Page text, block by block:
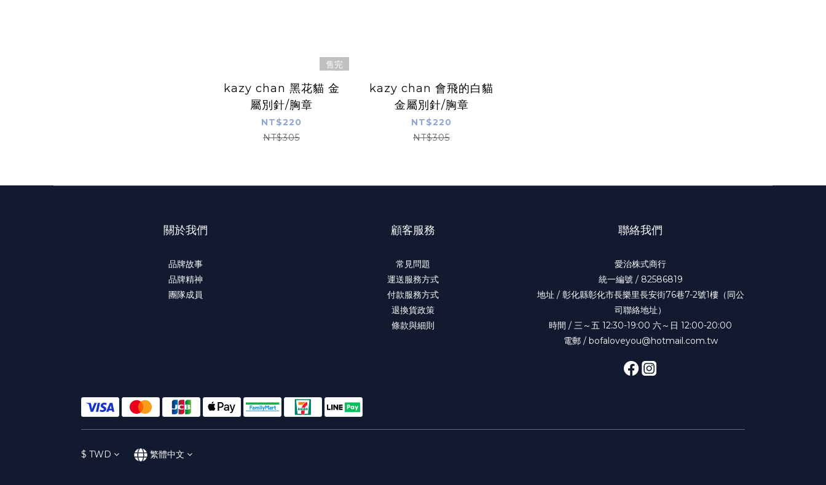
售完
kazy chan 黑花貓 金
屬別針/胸章
NT$220
NT$305
kazy chan 會飛的白貓
金屬別針/胸章
NT$220
NT$305
關於我們
品牌故事
品牌精神
團隊成員
顧客服務
常見問題
運送服務方式
付款服務方式
退換貨政策
條款與細則
聯絡我們
愛治株式商行
統一編號 / 82586819
地址 / 彰化縣彰化市長樂里長安街76巷7-2號1樓（同公
司聯絡地址）
時間 / 三～五 12:30-19:00 六～日 12:00-20:00
電郵 / bofaloveyou@hotmail.com.tw
$ TWD 繁體中文